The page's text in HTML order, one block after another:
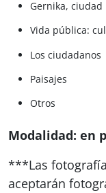
Gernika,
Vida pública:
Los ciudadanos
Paisajes
Otros
Modalidad: en
***Las
aceptarán